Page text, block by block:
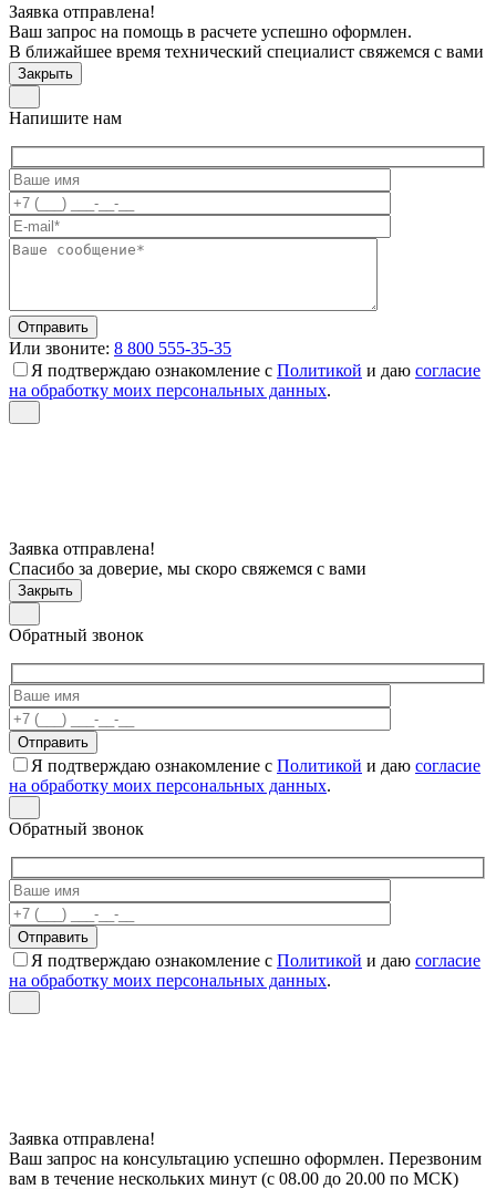
Заявка отправлена!
Ваш запрос на помощь в расчете успешно оформлен.
В ближайшее время технический специалист свяжемся с вами
Закрыть
Напишите нам
Или звоните: 8 800 555-35-35
Я подтверждаю ознакомление с Политикой и даю согласие
на обработку моих персональных данных.
Заявка отправлена!
Спасибо за доверие, мы скоро свяжемся с вами
Закрыть
Обратный звонок
Я подтверждаю ознакомление с Политикой и даю согласие
на обработку моих персональных данных.
Обратный звонок
Я подтверждаю ознакомление с Политикой и даю согласие
на обработку моих персональных данных.
Заявка отправлена!
Ваш запрос на консультацию успешно оформлен. Перезвоним
вам в течение нескольких минут (с 08.00 до 20.00 по МСК)